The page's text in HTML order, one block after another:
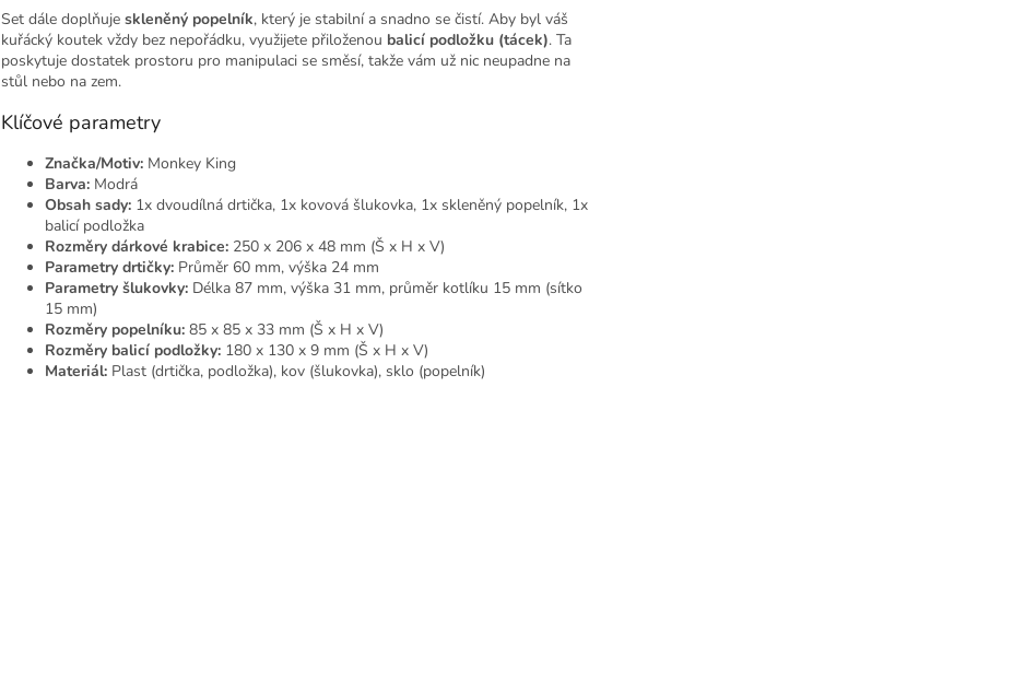
Set dále doplňuje skleněný popelník, který je stabilní a snadno se čistí. Aby byl váš
kuřácký koutek vždy bez nepořádku, využijete přiloženou balicí podložku (tácek). Ta
poskytuje dostatek prostoru pro manipulaci se směsí, takže vám už nic neupadne na
stůl nebo na zem.
Klíčové parametry
Značka/Motiv: Monkey King
Barva: Modrá
Obsah sady: 1x dvoudílná drtička, 1x kovová šlukovka, 1x skleněný popelník, 1x
balicí podložka
Rozměry dárkové krabice: 250 x 206 x 48 mm (Š x H x V)
Parametry drtičky: Průměr 60 mm, výška 24 mm
Parametry šlukovky: Délka 87 mm, výška 31 mm, průměr kotlíku 15 mm (sítko
15 mm)
Rozměry popelníku: 85 x 85 x 33 mm (Š x H x V)
Rozměry balicí podložky: 180 x 130 x 9 mm (Š x H x V)
Materiál: Plast (drtička, podložka), kov (šlukovka), sklo (popelník)